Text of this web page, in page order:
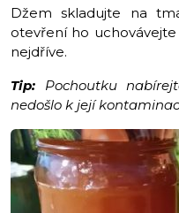
Džem skladujte na
otevření ho
nejdříve.
Tip: Pochoutku
nedošlo k její